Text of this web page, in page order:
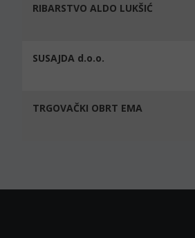
RIBARSTVO ALDO LUKŠIĆ
SUSAJDA d.o.o.
TRGOVAČKI OBRT EMA